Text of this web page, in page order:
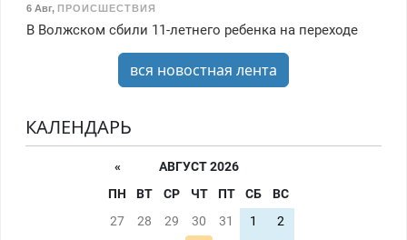
6 Авг, ПРОИСШЕСТВИЯ
В Волжском сбили 11-летнего ребенка на переходе
вся новостная лента
КАЛЕНДАРЬ
«
АВГУСТ 2026
ПН
ВТ СР ЧТ ПТ СБ
ВС
27
28 29 30 31 1
2